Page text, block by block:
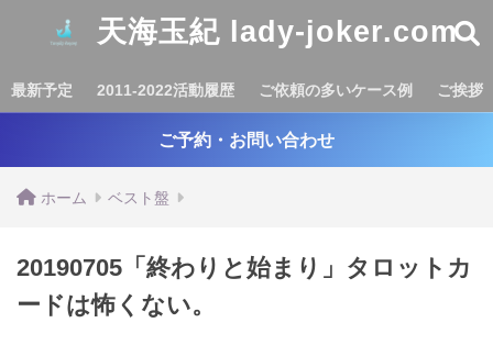
天海玉紀 lady-joker.com
最新予定 2011-2022活動履歴 ご依頼の多いケース例 ご挨拶
ご予約・お問い合わせ
ホーム ベスト盤
20190705「終わりと始まり」タロットカ
ードは怖くない。